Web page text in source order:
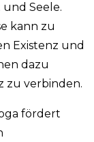
Seele.
kann zu
Existenz und
dazu
zu verbinden.
fördert